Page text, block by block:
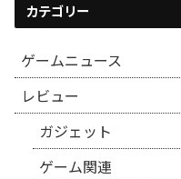
カテゴリー
ゲームニュース
レビュー
ガジェット
ゲーム関連